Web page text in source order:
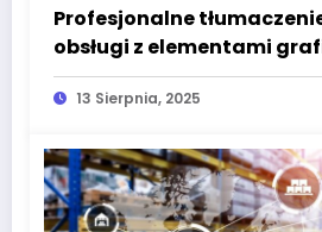
Profesjonalne
obsługi z elementami
wyzwania, proces i dobre
13 Sierpnia, 2025